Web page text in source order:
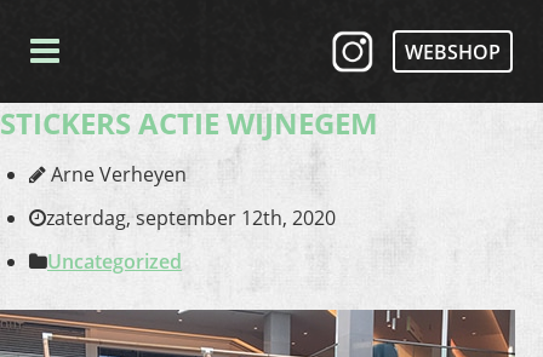
WEBSHOP
STICKERS ACTIE WIJNEGEM
Arne Verheyen
zaterdag, september 12th, 2020
Uncategorized